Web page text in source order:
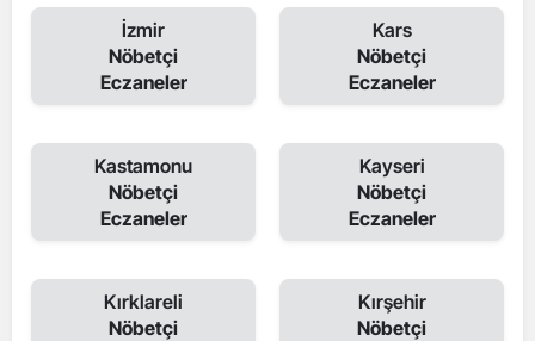
İzmir
Nöbetçi
Eczaneler
Kars
Nöbetçi
Eczaneler
Kastamonu
Nöbetçi
Eczaneler
Kayseri
Nöbetçi
Eczaneler
Kırklareli
Nöbetçi
Kırşehir
Nöbetçi